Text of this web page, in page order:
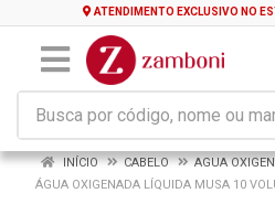
ATENDIMENTO EXCLUSIVO NO
INÍCIO CABELO
AGUA
ÁGUA OXIGENADA LÍQUIDA MUSA 10